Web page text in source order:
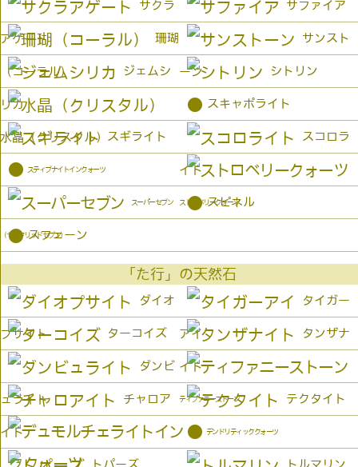
サクラ
アゲート
サファイア
珊瑚
（コーラル）
サンスト
ーン
ジェムシ
リカ
シトリン
水晶（クリスタル）
● スキャポライト
スギライト スコロラ
イト
● スティブナイトインクォーツ
ストロベリークォーツ
スーパーセブン
（セイクリッドセブン）
● スピネル
● スフェーン
「た行」の天然石
ダイオ
プサイト
タイガー
アイ
ターコイズ タンザナ
イト
ダンビ
ュライト ティファニーストーン
チャロア
イト
テクタイト
● デンドリティッククォーツ
トパーズ トルマリン